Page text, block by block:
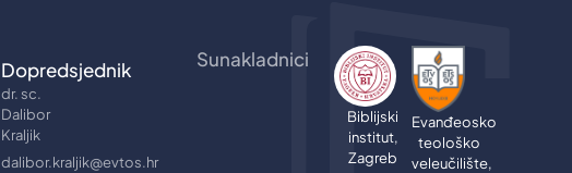
Dopredsjednik
dr. sc.
Dalibor
Kraljik
dalibor.kraljik@evtos.hr
Sunakladnici
Biblijski
institut,
Zagreb
Evanđeosko
teološko
veleučilište,